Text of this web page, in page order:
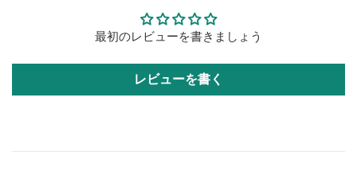
最初のレビューを書きましょう
レビューを書く